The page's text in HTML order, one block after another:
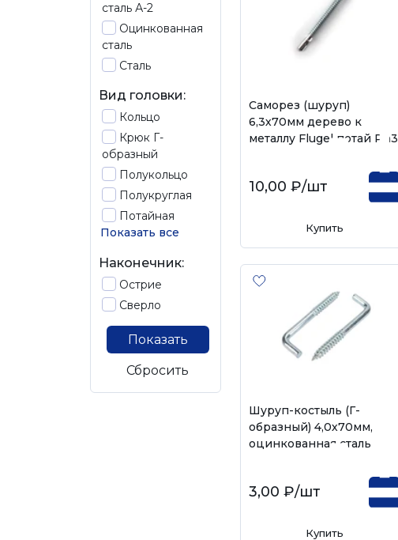
сталь А-2
Оцинкованная
сталь
Сталь
Вид головки:
Кольцо
Крюк Г-
образный
Полукольцо
Полукруглая
Потайная
Показать все
Наконечник:
Острие
Сверло
Показать
Сбросить
Саморез (шуруп)
6,3х70мм дерево к
металлу Flugel потай Ph3
10,00 ₽/шт
Купить
Шуруп-костыль (Г-
образный) 4,0х70мм,
оцинкованная сталь
3,00 ₽/шт
Купить